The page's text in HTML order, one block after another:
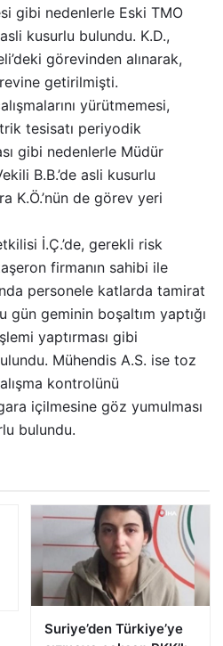
gibi nedenlerle Eski TMO
kusurlu bulundu. K.D.,
görevinden alınarak,
getirilmişti.
yürütmemesi,
tesisatı periyodik
gibi nedenlerle Müdür
B.B.’de asli kusurlu
K.Ö.’nün de görev yeri
İ.Ç.’de, gerekli risk
firmanın sahibi ile
personele katlarda tamirat
gün geminin boşaltım yaptığı
yaptırması gibi
Mühendis A.S. ise toz
kontrolünü
içilmesine göz yumulması
bulundu.
Suriye’den Türkiye’ye